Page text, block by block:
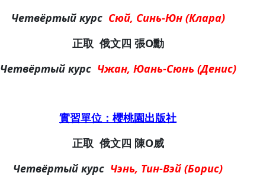
Четвёртый курс Сюй, Синь-Юн (Клара)
正取 俄文四 張O勳
Четвёртый курс Чжан, Юань-Сюнь (Денис)
實習單位：櫻桃園出版社
正取 俄文四 陳O威
Четвёртый курс Чэнь, Тин-Вэй (Борис)